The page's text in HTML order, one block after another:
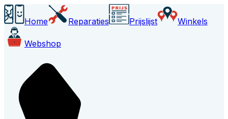
Home Reparaties Prijslijst Winkels
Webshop